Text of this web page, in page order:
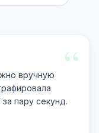
“
вручную
пару секунд.